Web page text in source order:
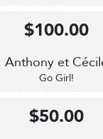
Anthony et
Go Girl!
$100.00
$50.00